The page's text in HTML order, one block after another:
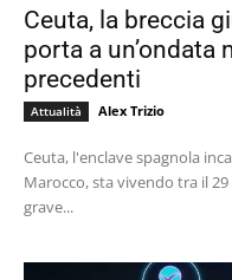
Ceuta, la breccia
porta a un’ondata
precedenti
Attualità Alex Trizio
Ceuta, l'enclave spagnola
Marocco, sta vivendo tra il
grave...